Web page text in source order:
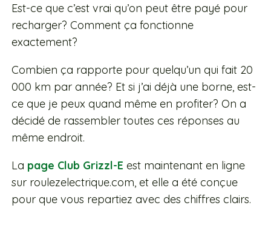
Est-ce que c’est vrai qu’on peut être payé pour
recharger? Comment ça fonctionne
exactement?
Combien ça rapporte pour quelqu’un qui fait 20
000 km par année? Et si j’ai déjà une borne, est-
ce que je peux quand même en profiter? On a
décidé de rassembler toutes ces réponses au
même endroit.
La page Club Grizzl-E est maintenant en ligne
sur roulezelectrique.com, et elle a été conçue
pour que vous repartiez avec des chiffres clairs.